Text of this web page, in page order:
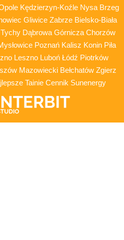
Kędzierzyn-Koźle Nysa Brzeg
Gliwice Zabrze Bielsko-Biała
Dąbrowa Górnicza Chorzów
Poznań Kalisz Konin Piła
Leszno Luboń Łódź Piotrków
Mazowiecki Bełchatów Zgierz
Tainie Cennik Sunenergy